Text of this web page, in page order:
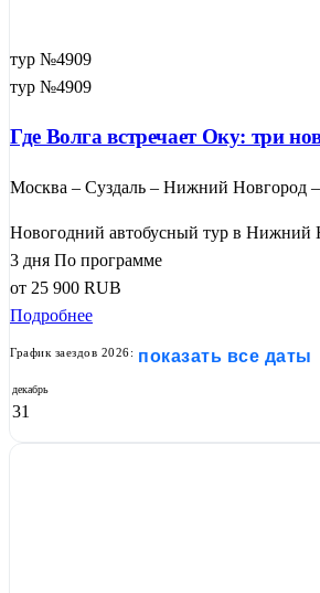
тур №4909
тур №4909
Где Волга встречает Оку: три
Москва – Суздаль – Нижний Новгород
Новогодний автобусный тур в Нижний
3 дня По программе
от 25 900 RUB
Подробнее
График заездов 2026: показать все даты
декабрь
31